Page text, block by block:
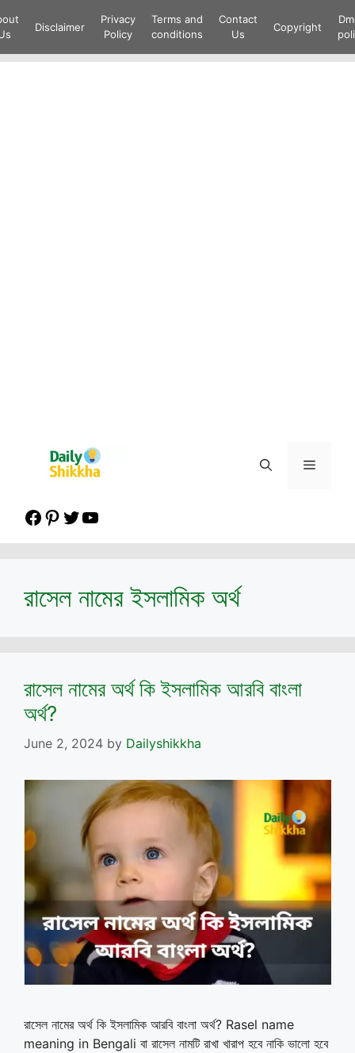
to
Disclaimer
Privacy
Policy
Terms and
conditions
Contact
Us
Copyright
Menu
Facebook
Pinterest
Twitter
YouTube
রাসেল নামের ইসলামিক অর্থ
রাসেল নামের অর্থ কি ইসলামিক আরবি বাংলা
অর্থ?
June 2, 2024 by Dailyshikkha
রাসেল নামের অর্থ কি ইসলামিক আরবি বাংলা অর্থ? Rasel name
meaning in Bengali বা রাসেল নামটি রাখা খারাপ হবে নাকি ভালো হবে